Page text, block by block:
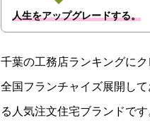
人生をアップグレードする。
千葉の工務店ランキングに
全国フランチャイズ展開し
る人気注文住宅ブランドで